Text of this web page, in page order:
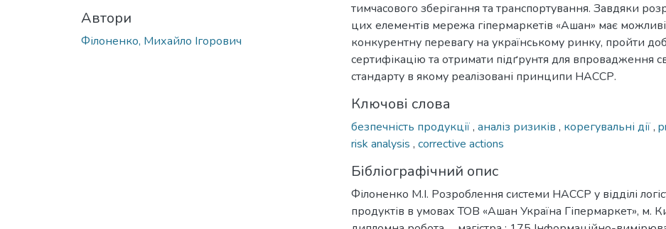
Автори
Філоненко, Михайло Ігорович
тимчасового зберігання та транспортування. Завдяки
цих елементів мережа гіпермаркетів «Ашан» має
конкурентну перевагу на українському ринку, пройти
сертифікацію та отримати підґрунтя для впровадження
стандарту в якому реалізовані принципи НАССР.
Ключові слова
безпечність продукції, аналіз ризиків , корегувальні дії,
risk analysis , corrective actions
Бібліографічний опис
Філоненко М.І. Розроблення системи НАССР у відділі
продуктів в умовах ТОВ «Ашан Україна Гіпермаркет», м.